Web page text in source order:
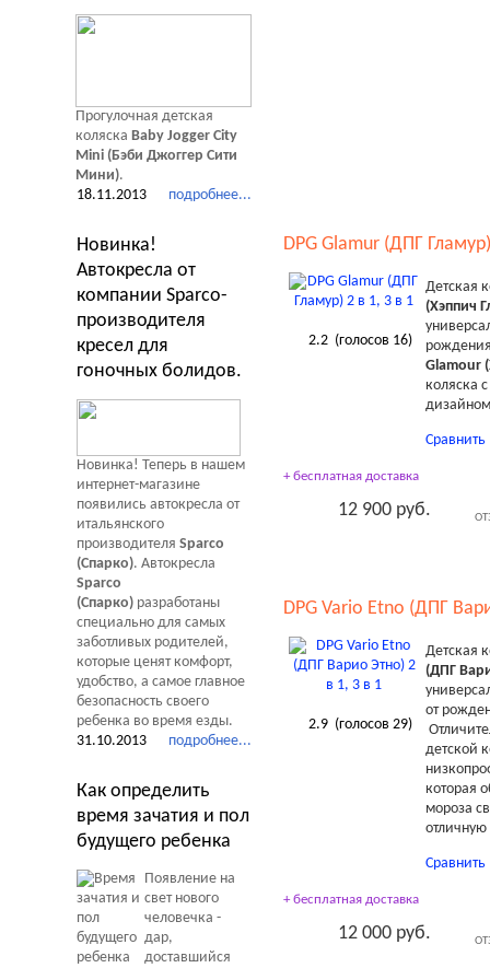
DPG Glamur (ДПГ
2.2(голосов 16)
Детская
(Хэппич
Glamour
коляска
Сравнить
+ бесплатная доставка
12 900 руб.
DPG Vario Etno (ДПГ
2.9(голосов 29)
Детская
(ДПГ
от
детской
которая
мороза
Сравнить
+ бесплатная доставка
12 000 руб.
Прогулочная детская
коляска Baby Jogger City
Mini (Бэби Джоггер Сити
Мини).
подробнее...
18.11.2013
Новинка!
Автокресла от
компании Sparco-
производителя
кресел для
гоночных болидов.
Новинка! Теперь в нашем
интернет-магазине
появились автокресла от
итальянского
производителя Sparco
(Спарко). Автокресла
Sparco
(Спарко) разработаны
специально для самых
заботливых родителей,
которые ценят комфорт,
удобство, а самое главное
безопасность своего
ребенка во время езды.
подробнее...
31.10.2013
Как определить
время зачатия и пол
будущего ребенка
Появление на
свет нового
человечка -
дар,
доставшийся